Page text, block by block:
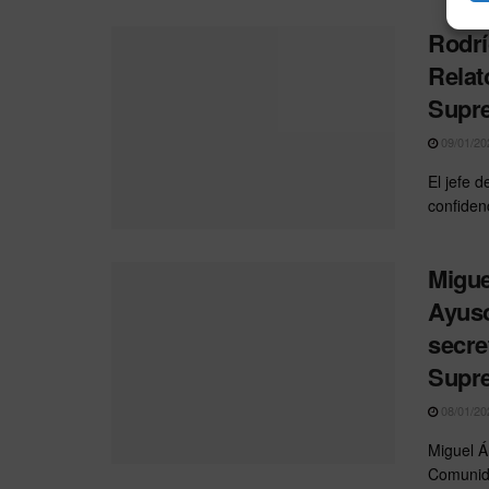
09/01/
El jefe
08/01/
Miguel